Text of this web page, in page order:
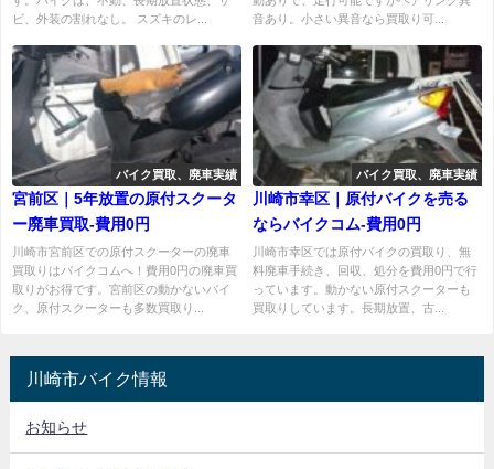
ビ、外装の割れなし。 スズキのレ...
音あり。小さい異音なら買取り可...
バイク買取、廃車実績
宮前区｜5年放置の原付スクータ
ー廃車買取-費用0円
川崎市宮前区での原付スクーターの廃車
買取りはバイクコムへ！費用0円の廃車買
取りがお得です。宮前区の動かないバイ
ク、原付スクーターも多数買取り...
バイク買取、廃車実績
川崎市幸区｜原付バイクを売る
ならバイクコム-費用0円
川崎市幸区では原付バイクの買取り、無
料廃車手続き、回収、処分を費用0円で行
っています。動かない原付スクーターも
買取りしています。長期放置、古...
川崎市バイク情報
お知らせ